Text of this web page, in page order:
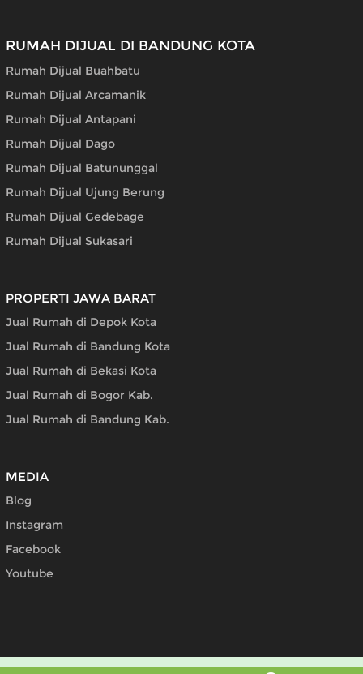
RUMAH DIJUAL DI BANDUNG KOTA
Rumah Dijual Buahbatu
Rumah Dijual Arcamanik
Rumah Dijual Antapani
Rumah Dijual Dago
Rumah Dijual Batununggal
Rumah Dijual Ujung Berung
Rumah Dijual Gedebage
Rumah Dijual Sukasari
PROPERTI JAWA BARAT
Jual Rumah di Depok Kota
Jual Rumah di Bandung Kota
Jual Rumah di Bekasi Kota
Jual Rumah di Bogor Kab.
Jual Rumah di Bandung Kab.
MEDIA
Blog
Instagram
Facebook
Youtube